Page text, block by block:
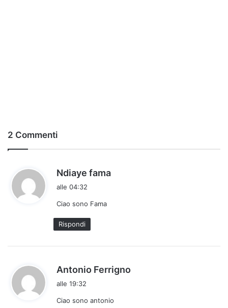
2 Commenti
Ndiaye fama
alle 04:32
Ciao sono Fama
Rispondi
Antonio Ferrigno
alle 19:32
Ciao sono antonio